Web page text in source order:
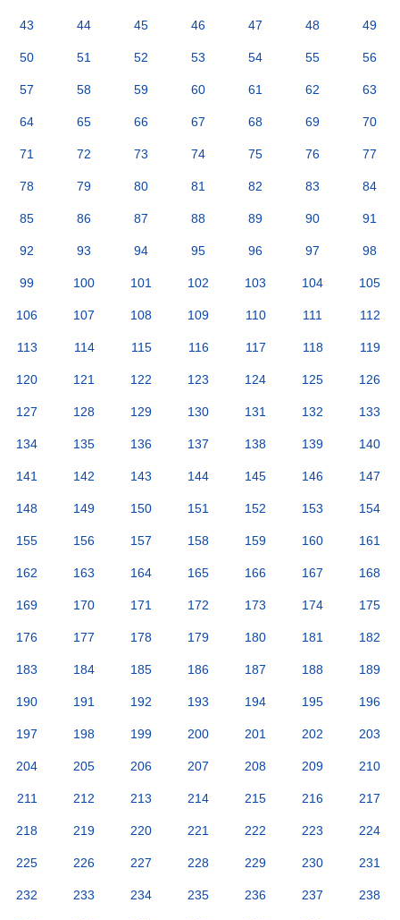
43 44 45 46 47 48 49
50 51 52 53 54 55 56
57 58 59 60 61 62 63
64 65 66 67 68 69 70
71 72 73 74 75 76 77
78 79 80 81 82 83 84
85 86 87 88 89 90 91
92 93 94 95 96 97 98
99 100 101 102 103 104 105
106 107 108 109 110 111 112
113 114 115 116 117 118 119
120 121 122 123 124 125 126
127 128 129 130 131 132 133
134 135 136 137 138 139 140
141 142 143 144 145 146 147
148 149 150 151 152 153 154
155 156 157 158 159 160 161
162 163 164 165 166 167 168
169 170 171 172 173 174 175
176 177 178 179 180 181 182
183 184 185 186 187 188 189
190 191 192 193 194 195 196
197 198 199 200 201 202 203
204 205 206 207 208 209 210
211 212 213 214 215 216 217
218 219 220 221 222 223 224
225 226 227 228 229 230 231
232 233 234 235 236 237 238